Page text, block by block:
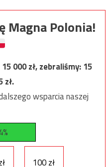
Magna Polonia!
15 000zł, zebraliśmy:15
zł.
wsparcia naszej
100 zł